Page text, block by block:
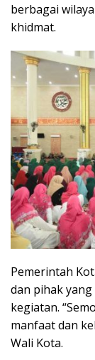
berbagai
khidmat.
Pemerintah
dan pihak
kegiatan.
manfaat dan
Wali Kota.